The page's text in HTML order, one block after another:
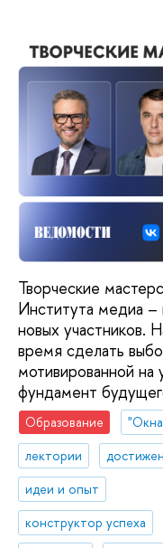
Творческие
Института медиа –
новых участников.
время сделать
мотивированной
фундамент
Образование
лектории
идеи и опыт
конструктор успеха